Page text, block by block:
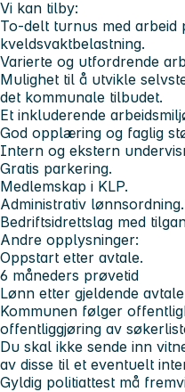
Vi kan tilby:
To-delt turnus med arbeid
kveldsvaktbelastning.
Varierte og utfordrende
Mulighet til å utvikle
det kommunale tilbudet.
Et inkluderende
God opplæring og faglig
Intern og ekstern
Gratis parkering.
Medlemskap i KLP.
Administrativ lønnsordning.
Bedriftsidrettslag med
Andre opplysninger:
Oppstart etter avtale.
6 måneders prøvetid
Lønn etter gjeldende
Kommunen følger
offentliggjøring av
Du skal ikke sende inn
av disse til et eventuelt
Gyldig politiattest må